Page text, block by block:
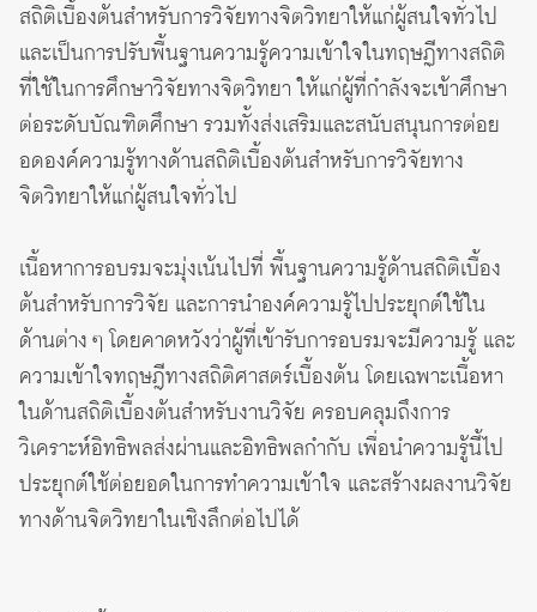
สถิติเบื้องต้นสำหรับการวิจัยทางจิตวิทยาให้แก่ผู้สนใจทั่วไป
และเป็นการปรับพื้นฐานความรู้ความเข้าใจในทฤษฏีทางสถิติ
ที่ใช้ในการศึกษาวิจัยทางจิตวิทยา ให้แก่ผู้ที่กำลังจะเข้าศึกษา
ต่อระดับบัณฑิตศึกษา รวมทั้งส่งเสริมและสนับสนุนการต่อย
อดองค์ความรู้ทางด้านสถิติเบื้องต้นสำหรับการวิจัยทาง
จิตวิทยาให้แก่ผู้สนใจทั่วไป
เนื้อหาการอบรมจะมุ่งเน้นไปที่ พื้นฐานความรู้ด้านสถิติเบื้อง
ต้นสำหรับการวิจัย และการนำองค์ความรู้ไปประยุกต์ใช้ใน
ด้านต่าง ๆ โดยคาดหวังว่าผู้ที่เข้ารับการอบรมจะมีความรู้ และ
ความเข้าใจทฤษฎีทางสถิติศาสตร์เบื้องต้น โดยเฉพาะเนื้อหา
ในด้านสถิติเบื้องต้นสำหรับงานวิจัย ครอบคลุมถึงการ
วิเคราะห์อิทธิพลส่งผ่านและอิทธิพลกำกับ เพื่อนำความรู้นี้ไป
ประยุกต์ใช้ต่อยอดในการทำความเข้าใจ และสร้างผลงานวิจัย
ทางด้านจิตวิทยาในเชิงลึกต่อไปได้